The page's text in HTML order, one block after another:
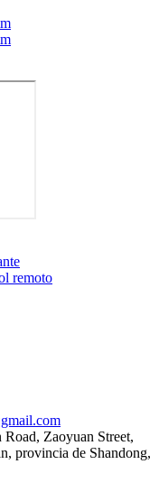
remoto
Zaoyuan Street,
provincia de Shandong,